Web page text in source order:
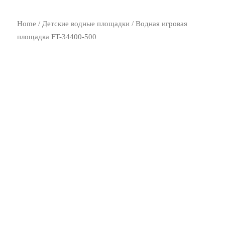
Home / Детские водные площадки / Водная игровая
площадка FT-34400-500